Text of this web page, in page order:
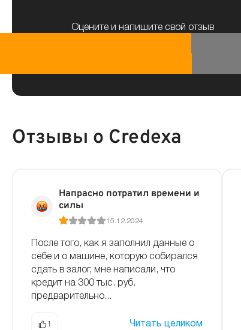
Оцените и напишите свой отзыв
Отзывы о Credexa
Напрасно потратил времени и
силы
15.12.2024
После того, как я заполнил данные о
себе и о машине, которую собирался
сдать в залог, мне написали, что
кредит на 300 тыс. руб.
предварительно...
1 Читать целиком